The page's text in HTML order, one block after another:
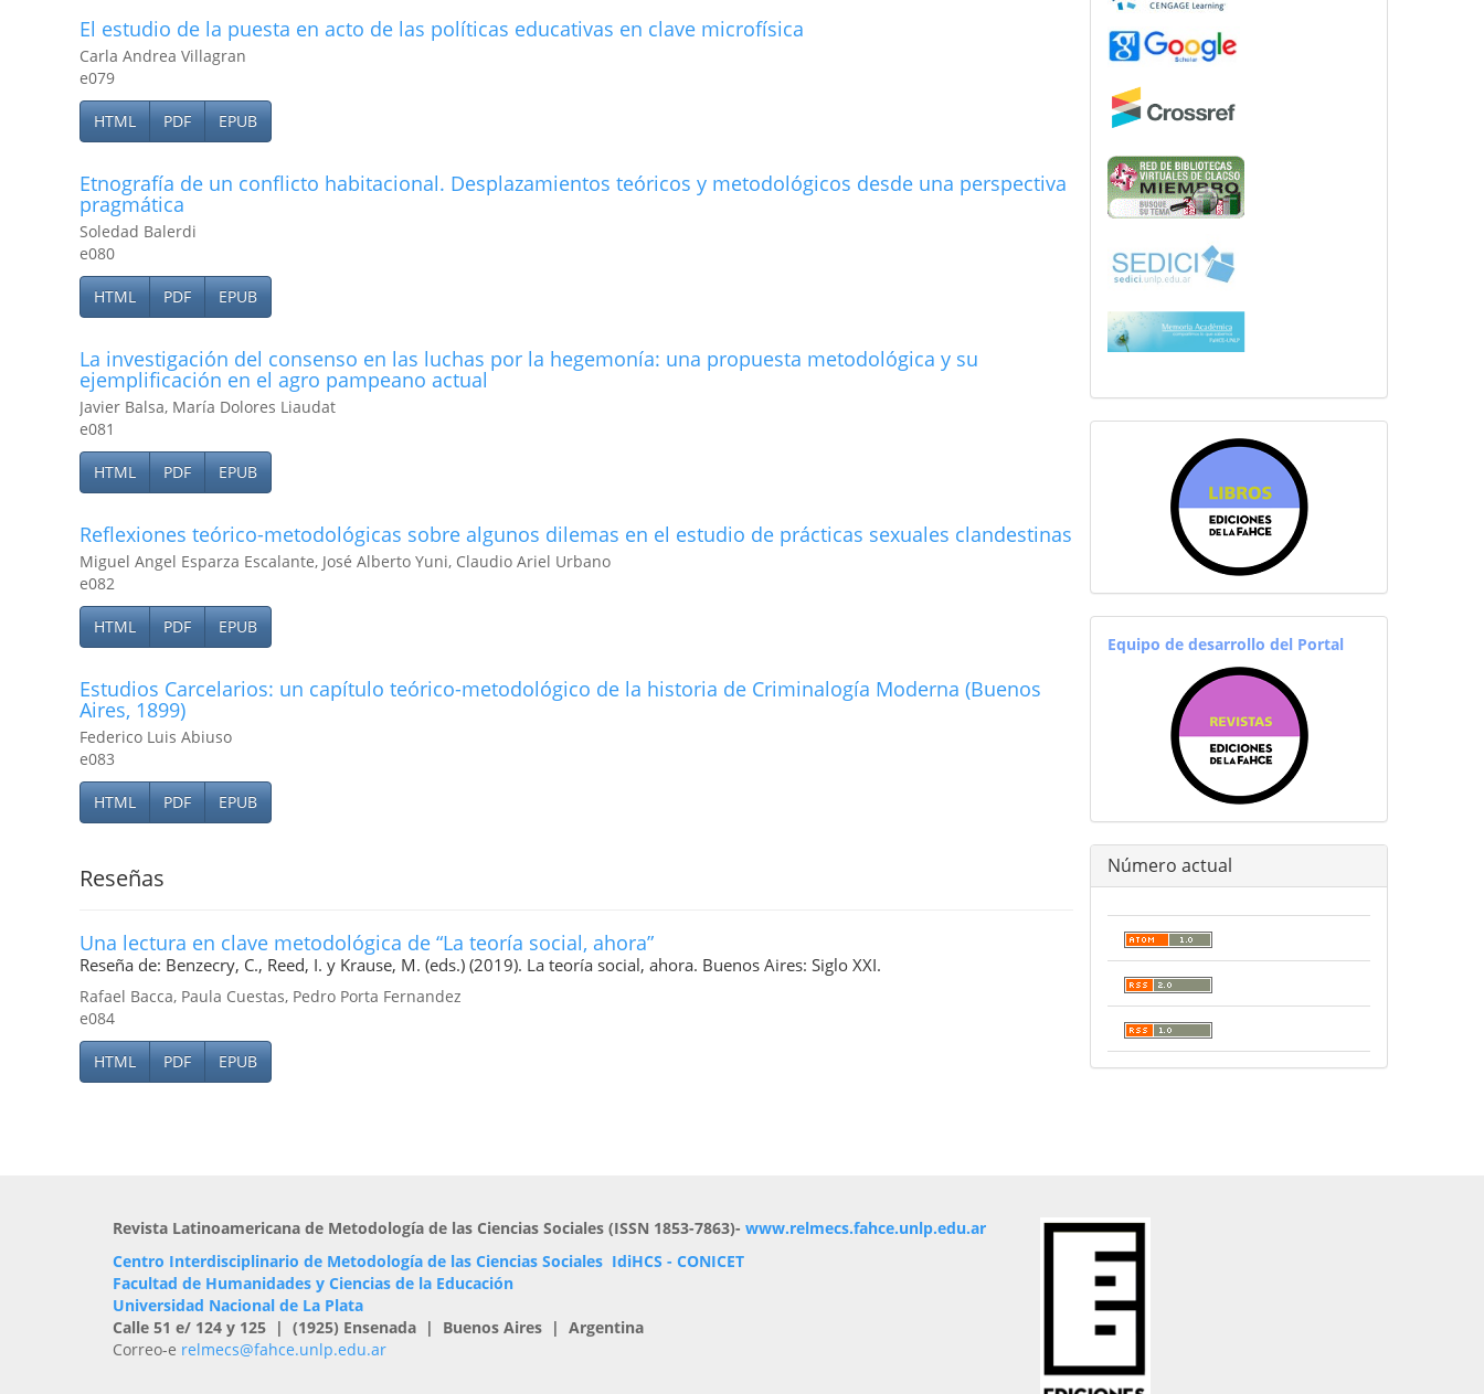
El estudio de la puesta en acto de las polí­ticas educativas en clave microfí­sica
Carla Andrea Villagran
e079
HTML PDF EPUB
Etnografí­a de un conflicto habitacional. Desplazamientos teóricos y metodológicos desde una perspectiva
pragmática
Soledad Balerdi
e080
HTML PDF EPUB
La investigación del consenso en las luchas por la hegemoní­a: una propuesta metodológica y su
ejemplificación en el agro pampeano actual
Javier Balsa, María Dolores Liaudat
e081
HTML PDF EPUB
Reflexiones teórico-metodológicas sobre algunos dilemas en el estudio de prácticas sexuales clandestinas
Miguel Angel Esparza Escalante, José Alberto Yuni, Claudio Ariel Urbano
e082
HTML PDF EPUB
Estudios Carcelarios: un capí­tulo teórico-metodológico de la historia de Criminalogí­a Moderna (Buenos
Aires, 1899)
Federico Luis Abiuso
e083
HTML PDF EPUB
Reseñas
Una lectura en clave metodológica de “La teorí­a social, ahora”
Reseña de: Benzecry, C., Reed, I. y Krause, M. (eds.) (2019). La teorí­a social, ahora. Buenos Aires: Siglo XXI.
Rafael Bacca, Paula Cuestas, Pedro Porta Fernandez
e084
HTML PDF EPUB
equiporevistas
Equipo de desarrollo del Portal
Número actual
Revista Latinoamericana de Metodología de las Ciencias Sociales (ISSN 1853-7863)- www.relmecs.fahce.unlp.edu.ar
Centro Interdisciplinario de Metodología de las Ciencias Sociales IdiHCS - CONICET
Facultad de Humanidades y Ciencias de la Educación
Universidad Nacional de La Plata
Calle 51 e/ 124 y 125 | (1925) Ensenada | Buenos Aires | Argentina
Correo-e relmecs@fahce.unlp.edu.ar